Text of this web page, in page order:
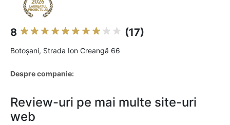
8 (17)
Botoşani, Strada Ion Creangă 66
Despre companie:
Review-uri pe mai multe site-uri
web